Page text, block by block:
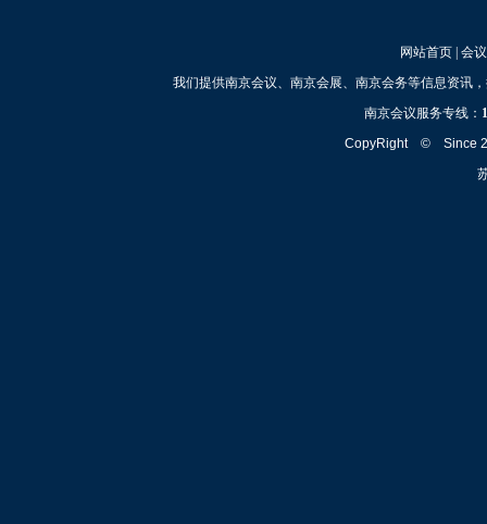
网站首页| 会
我们提供南京会议、南京会展、南京会务等信息资讯
南京会议服务专线：
CopyRight © Since